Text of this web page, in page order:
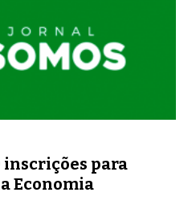
inscrições para
Economia